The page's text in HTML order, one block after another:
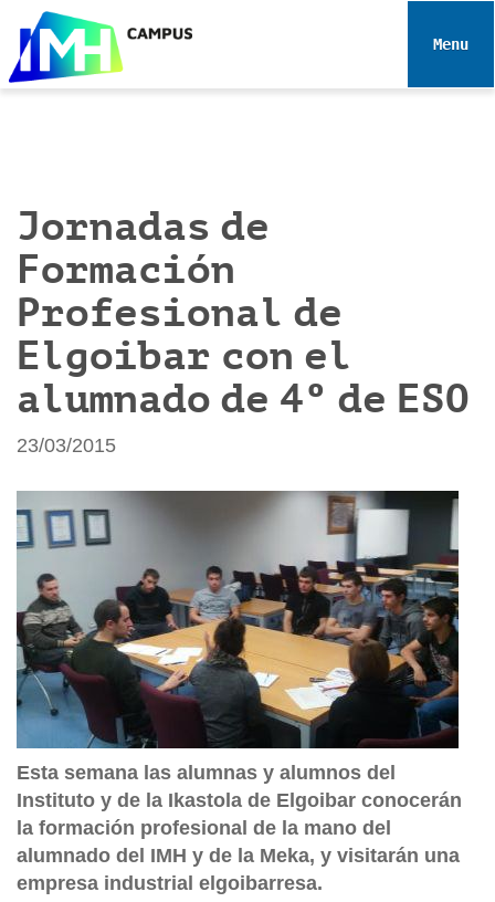
e
Toggle
Jornadas de
Formación
Profesional de
Elgoibar con el
alumnado de 4º de ESO
23/03/2015
Esta semana las alumnas y alumnos del
Instituto y de la Ikastola de Elgoibar conocerán
la formación profesional de la mano del
alumnado del IMH y de la Meka, y visitarán una
empresa industrial elgoibarresa.